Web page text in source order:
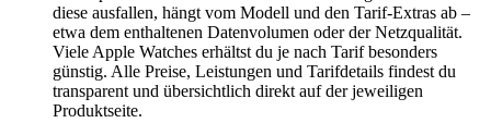
diese ausfallen, hängt vom Modell und den Tarif-Extras ab –
etwa dem enthaltenen Datenvolumen oder der Netzqualität.
Viele Apple Watches erhältst du je nach Tarif besonders
günstig. Alle Preise, Leistungen und Tarifdetails findest du
transparent und übersichtlich direkt auf der jeweiligen
Produktseite.